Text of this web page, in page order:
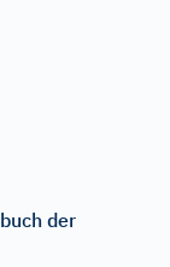
der